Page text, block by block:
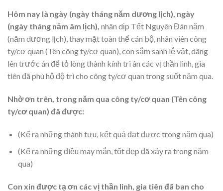
Hôm nay là ngày (ngày tháng năm dương lịch), ngày
(ngày tháng năm âm lịch), nhân dịp Tết Nguyên Đán năm
(năm dương lịch), thay mặt toàn thể cán bộ, nhân viên công
ty/cơ quan (Tên công ty/cơ quan), con sắm sanh lễ vật, dâng
lên trước án để tỏ lòng thành kính tri ân các vị thần linh, gia
tiên đã phù hộ độ trì cho công ty/cơ quan trong suốt năm qua.
Nhờ ơn trên, trong năm qua công ty/cơ quan (Tên công
ty/cơ quan) đã được:
(Kể ra những thành tựu, kết quả đạt được trong năm qua)
(Kể ra những điều may mắn, tốt đẹp đã xảy ra trong năm
qua)
Con xin được tạ ơn các vị thần linh, gia tiên đã ban cho